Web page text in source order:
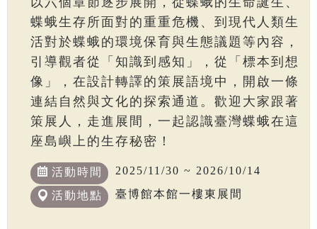
蝶蛾生存所面對的重重危機、到現代人類生
活對於蝶蛾的環境保育與生態議題等內容，
引導觀者從「知識到感知」，從「標本到想
像」，在設計轉譯的策展語境中，開啟一條
連結自然與文化的探索通道。歡迎大家跟著
策展人，走進展間，一起認識臺灣蝶蛾在這
座島嶼上的生存秘密！
活動時間 2025/11/30 ~ 2026/10/14
活動地點 臺博館本館一樓東展間